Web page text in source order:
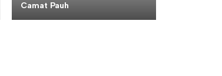
Camat Pauh